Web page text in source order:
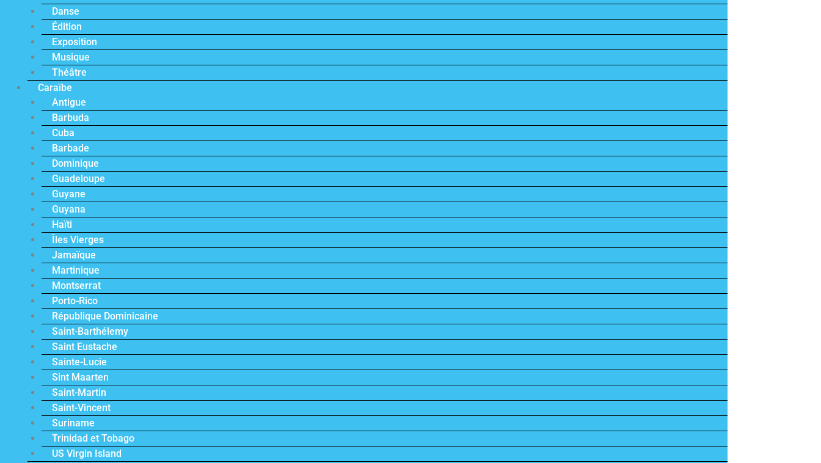
Danse
Édition
Exposition
Musique
Théâtre
Caraïbe
Antigue
Barbuda
Cuba
Barbade
Dominique
Guadeloupe
Guyane
Guyana
Haïti
Îles Vierges
Jamaïque
Martinique
Montserrat
Porto-Rico
République Dominicaine
Saint-Barthélemy
Saint Eustache
Sainte-Lucie
Sint Maarten
Saint-Martin
Saint-Vincent
Suriname
Trinidad et Tobago
US Virgin Island